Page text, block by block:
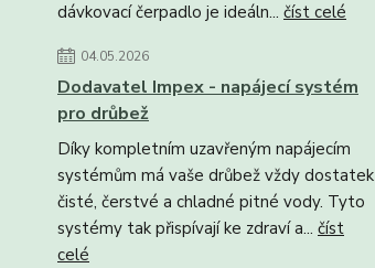
dávkovací čerpadlo je ideáln... číst celé
04.05.2026
Dodavatel Impex - napájecí systém
pro drůbež
Díky kompletním uzavřeným napájecím
systémům má vaše drůbež vždy dostatek
čisté, čerstvé a chladné pitné vody. Tyto
systémy tak přispívají ke zdraví a... číst
celé